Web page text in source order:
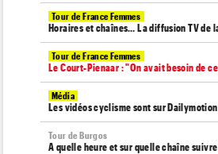
Tour de France Femmes
Horaires et chaînes… La diffusion TV de
Tour de France Femmes
Le Court-Pienaar : "On avait besoin de
Média
Les vidéos cyclisme sont sur
Tour de Burgos
A quelle heure et sur quelle chaîne